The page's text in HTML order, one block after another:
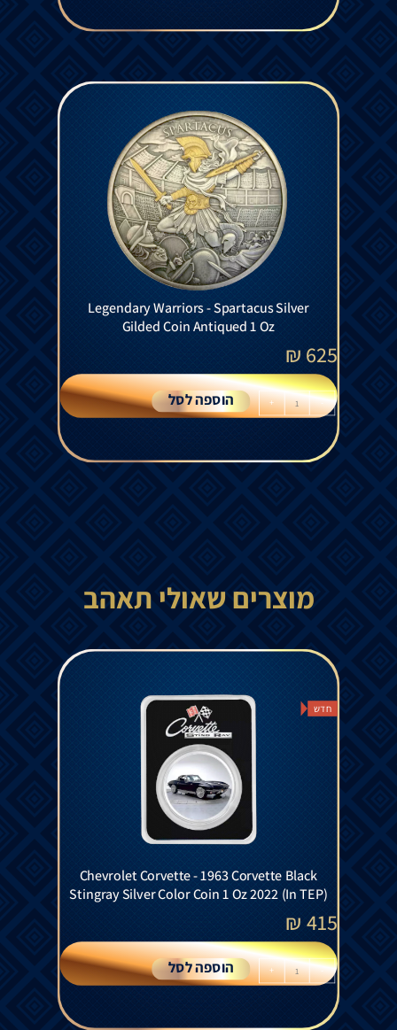
Legendary Warriors - Spartacus Silver
Gilded Coin Antiqued 1 Oz
625
₪
-
+ הוספה לסל
מוצרים שאולי תאהב
חדש
Chevrolet Corvette - 1963 Corvette Black
Stingray Silver Color Coin 1 Oz 2022 (In TEP)
415
₪
-
+ הוספה לסל